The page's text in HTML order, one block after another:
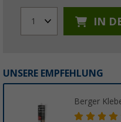
1 IN
UNSERE EMPFEHLUNG
Berger